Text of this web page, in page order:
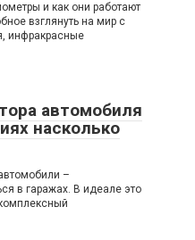
и как они работают
взглянуть на мир с
инфракрасные
автомобиля
насколько
–
в гаражах. В идеале это